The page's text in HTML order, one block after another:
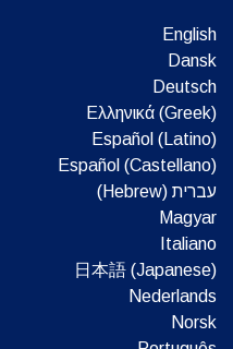
English
Dansk
Deutsch
Ελληνικά (Greek)
Español (Latino)
Español (Castellano)
עברית (Hebrew)‏
Magyar
Italiano
日本語 (Japanese)
Nederlands
Norsk